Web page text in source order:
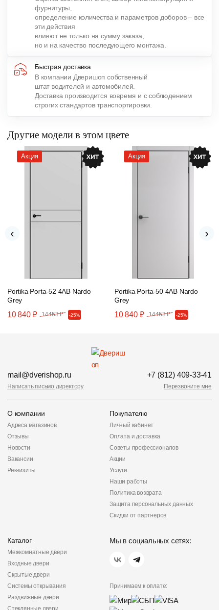
фурнитуры,
определение количества и параметров доборов – все
эти действия
влияют не только на сумму заказа,
но и на качество последующего монтажа.
Быстрая доставка
В компании Дверишоп собственный
штат водителей и автомобилей.
Доставка производится вовремя и с соблюдением
строгих стандартов транспортировки.
Другие модели в этом цвете
Акция
Portika Porta-52 4AB Nardo
Grey
10 840 ₽ 14453 ₽ -25%
Акция
Portika Porta-50 4AB Nardo
Grey
10 840 ₽ 14453 ₽ -25%
‹ ›
mail@dverishop.ru
Написать письмо директору
+7 (812) 409-33-41
Перезвоните мне
О компании
Адреса магазинов
Отзывы
Новости
Вакансии
Реквизиты
Покупателю
Личный кабинет
Оплата и доставка
Советы профессионалов
Акции
Услуги
Наши работы
Политика возврата
Защита персональных данных
Скидки от партнеров
Каталог
Межкомнатные двери
Входные двери
Скрытые двери
Системы открывания
Раздвижные двери
Мы в социальных сетях:
Принимаем к оплате: